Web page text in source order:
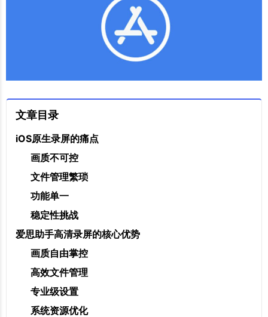
文章目录
iOS原生录屏的痛点
画质不可控
文件管理繁琐
功能单一
稳定性挑战
爱思助手高清录屏的核心优势
画质自由掌控
高效文件管理
专业级设置
系统资源优化